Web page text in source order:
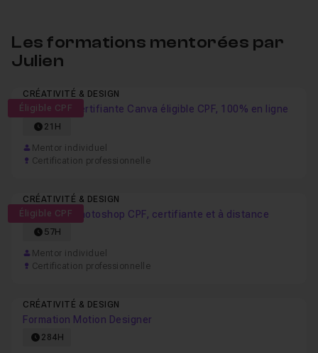
Les formations mentorées par
Julien
Éligible CPF
CRÉATIVITÉ & DESIGN
Formation certifiante Canva éligible CPF, 100% en ligne
21H
Mentor individuel
Certification professionnelle
Éligible CPF
CRÉATIVITÉ & DESIGN
Formation Photoshop CPF, certifiante et à distance
57H
Mentor individuel
Certification professionnelle
CRÉATIVITÉ & DESIGN
Formation Motion Designer
284H